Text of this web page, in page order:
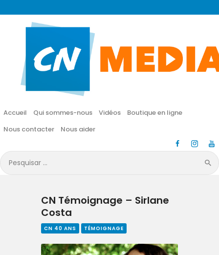
Accueil Qui sommes-nous Vidéos
Boutique en ligne
Nous contacter
Nous aider
Pesquisar
por:
CN MÉDIA
Une vie nouvelle en JESUS !
Accueil
Vidéos
Boutique en ligne
Nous aider
CN Témoignage – Sirlane
Costa
CN 40 ANS TÉMOIGNAGE